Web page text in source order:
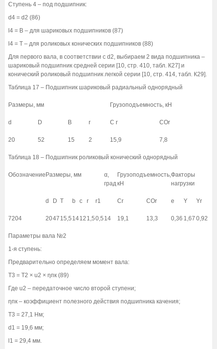
Ступень 4 – под подшипник:
d4 = d2 (86)
l4 = В – для шариковых подшипников (87)
l4 = Т – для роликовых конических подшипников (88)
Для первого вала, в соответствии с d2, выбираем 2 вида подшипника –
шариковый подшипник средней серии [10, стр. 410, табл. К27] и
конический роликовый подшипник легкой серии [10, стр. 414, табл. К29].
Таблица 17 – Подшипник шариковый радиальный однорядный
Размеры, мм Грузоподъемность, кН
d D В r С r СОr
20 52 15 2 15,9 7,8
Таблица 18 – Подшипник роликовый конический однорядный
Обозначение Размеры, мм
α,
град
Грузоподъемность,
кН
Факторы
нагрузки
d D Т b c r r1 Сr СOr e Y Yr
7204 2047 15,5 1412 1,50,5 14 19,1 13,3 0,36 1,67 0,92
Параметры вала №2
1-я ступень:
Предварительно определяем момент вала:
Т3 = Т2 × u2 × ηпк (89)
Где u2 – передаточное число второй ступени;
ηпк – коэффициент полезного действия подшипника качения;
Т3 = 27,1 Нм;
d1 = 19,6 мм;
l1 = 29,4 мм.